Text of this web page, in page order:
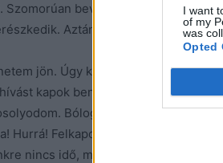
I want
of my
was
Opted
Szomorúan bevonulok vasalni.
Aztán csend jó ideig.
jön. Úgy kapom fel, mintha
kapok benne. Ebédre!
Bólogatok. Ja, azt nem
Hurrá! Felkapok egy farmert, egy
nincs idő, mert kihűl a krumpli. A